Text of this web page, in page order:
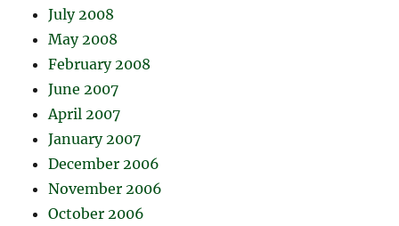
July 2008
May 2008
February 2008
June 2007
April 2007
January 2007
December 2006
November 2006
October 2006